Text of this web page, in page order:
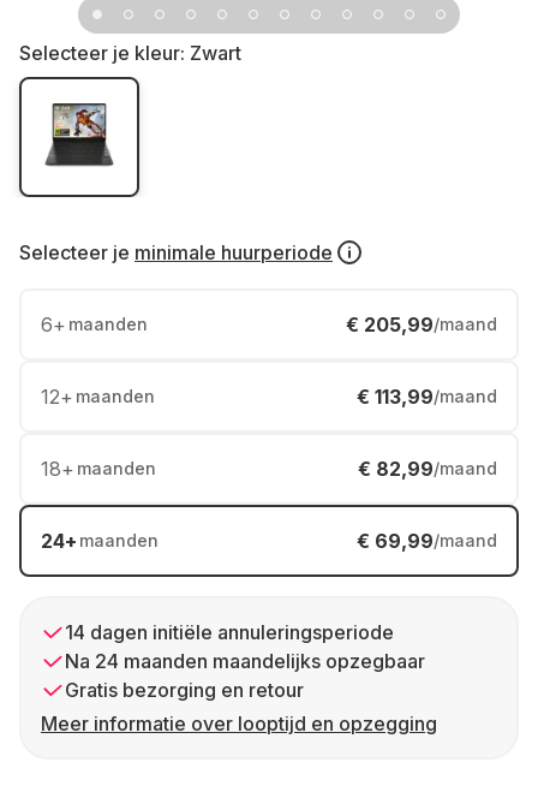
Selecteer je kleur: Zwart
Selecteer je minimale huurperiode
6+ maanden € 205,99/maand
12+ maanden € 113,99/maand
18+ maanden € 82,99/maand
24+ maanden € 69,99/maand
14 dagen initiële annuleringsperiode
Na 24 maanden maandelijks opzegbaar
Gratis bezorging en retour
Meer informatie over looptijd en opzegging